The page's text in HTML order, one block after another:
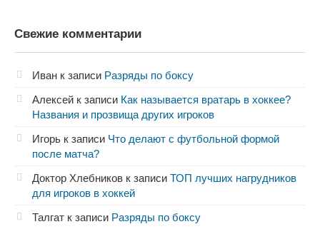
Свежие комментарии
Иван к записи Разряды по боксу
Алексей к записи Как называется вратарь в хоккее?
Названия и прозвища других игроков
Игорь к записи Что делают с футбольной формой
после матча?
Доктор Хлебников к записи ТОП лучших нагрудников
для игроков в хоккей
Талгат к записи Разряды по боксу